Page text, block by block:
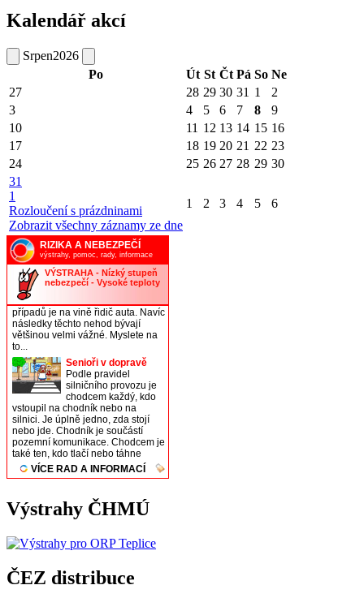
Kalendář akcí
Srpen2026
Po
Út St Čt Pá So Ne
27
28 29 30 31 1
2
3
4 5 6 7 8
9
10
11 12 13 14 15 16
17
18 19 20 21 22 23
24
25 26 27 28 29 30
31
1
Rozloučení s prázdninami
Zobrazit všechny záznamy ze dne
1 2 3 4 5 6
Výstrahy ČHMÚ
ČEZ distribuce